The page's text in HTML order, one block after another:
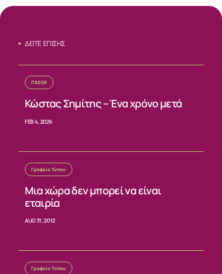
ΣΧΕΤΙΚΑ
ΝΕΑ
ΕΠΙΚΟΙΝΩΝΙΑ
ΔΕΙΤΕ ΕΠΙΣΗΣ
ΠΑΣΟΚ
Κώστας Σημίτης – Ένα χρόνο μετά
FEB 4, 2026
Γραφείο Τύπου
Μια χώρα δεν μπορεί να είναι
εταιρία
AUG 31, 2012
Γραφείο Τύπου